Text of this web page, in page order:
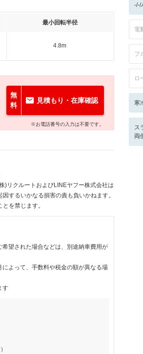
最小回転半径
4.8m
無
料
見積もり・在庫確認
※お電話番号の入力は不要です。
)リクルートおよびLINEヤフー株式会社は
するいかなる損害の責も負いかねます。
を禁じます。
望された場合などは、別途納車費用が
よって、手数料や税金の額が異なる場
す
-/-/
電
フ
ロ
寒
ス
両